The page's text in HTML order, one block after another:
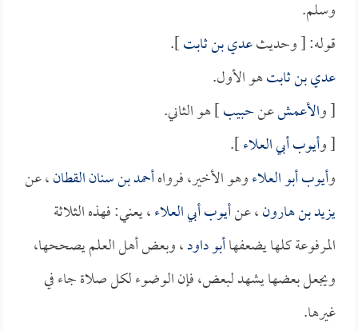
وسلم.
قوله: [ وحديثعدي بن ثابت].
عدي بن ثابتهو الأول.
[ والأعمشعنحبيب] هو الثاني.
[ وأيوب أبي العلاء].
وأيوب أبو العلاءوهو الأخير، فرواهأحمد بن سنان القطان، عن
يزيد بن هارون، عنأيوب أبي العلاء، يعني: فهذه الثلاثة
المرفوعة كلها يضعفهاأبو داود، وبعض أهل العلم يصححها،
ويجعل بعضها يشهد لبعض، فإن الوضوء لكل صلاة جاء في
غيرها.